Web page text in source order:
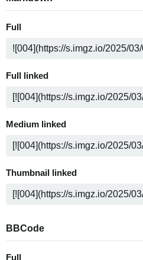
Full
Full linked
Medium linked
Thumbnail linked
BBCode
Full